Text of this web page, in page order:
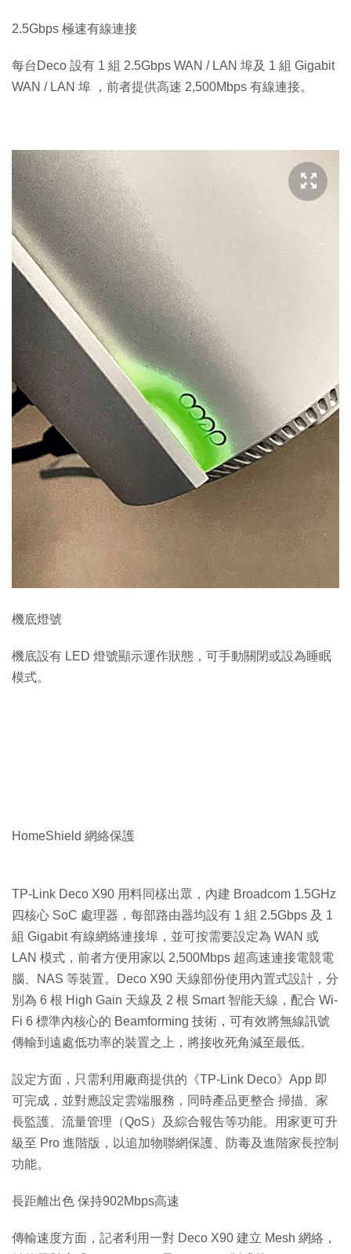
2.5Gbps 極速有線連接
每台Deco 設有 1 組 2.5Gbps WAN / LAN 埠及 1 組 Gigabit
WAN / LAN 埠 ，前者提供高速 2,500Mbps 有線連接。
機底燈號
機底設有 LED 燈號顯示運作狀態，可手動關閉或設為睡眠
模式。
HomeShield 網絡保護
TP-Link Deco X90 用料同樣出眾，內建 Broadcom 1.5GHz
四核心 SoC 處理器，每部路由器均設有 1 組 2.5Gbps 及 1
組 Gigabit 有線網絡連接埠，並可按需要設定為 WAN 或
LAN 模式，前者方便用家以 2,500Mbps 超高速連接電競電
腦、NAS 等裝置。Deco X90 天線部份使用內置式設計，分
別為 6 根 High Gain 天線及 2 根 Smart 智能天線，配合 Wi-
Fi 6 標準內核心的 Beamforming 技術，可有效將無線訊號
傳輸到遠處低功率的裝置之上，將接收死角減至最低。
設定方面，只需利用廠商提供的《TP-Link Deco》App 即
可完成，並對應設定雲端服務，同時產品更整合 掃描、家
長監護、流量管理（QoS）及綜合報告等功能。用家更可升
級至 Pro 進階版，以追加物聯網保護、防毒及進階家長控制
功能。
長距離出色 保持902Mbps高速
傳輸速度方面，記者利用一對 Deco X90 建立 Mesh 網絡，